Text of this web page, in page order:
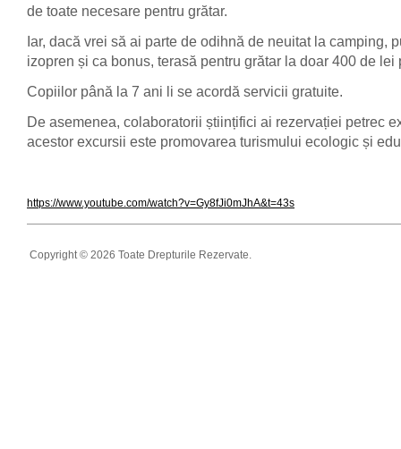
de toate necesare pentru grătar.
Iar, dacă vrei să ai parte de odihnă de neuitat la
izopren și ca bonus, terasă pentru grătar la doar 400 de lei
Copiilor până la 7 ani li se acordă servicii gratuite.
De asemenea, colaboratorii științifici ai rezervației petrec
acestor excursii este promovarea turismului ecologic și
https://www.youtube.com/watch?v=Gy8fJi0mJhA&t=43s
Copyright © 2026 Toate Drepturile Rezervate.